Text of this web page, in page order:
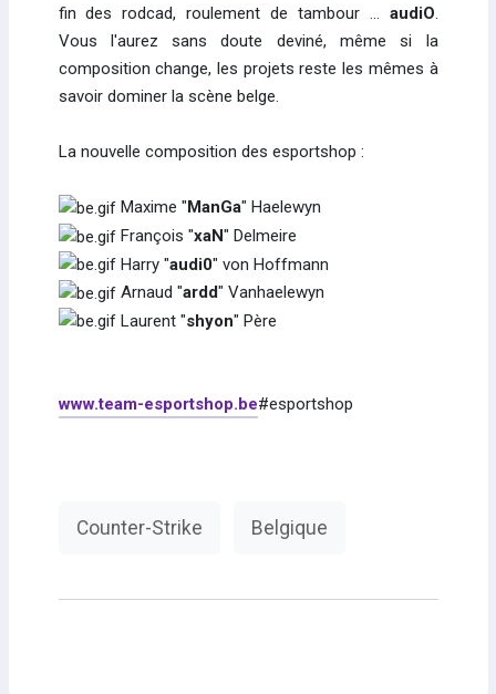
fin des rodcad, roulement de tambour … audiO.
Vous l'aurez sans doute deviné, même si la
composition change, les projets reste les mêmes à
savoir dominer la scène belge.
La nouvelle composition des esportshop :
Maxime " ManGa" Haelewyn
François "xaN" Delmeire
Harry "audi0" von Hoffmann
Arnaud "ardd" Vanhaelewyn
Laurent "shyon" Père
www.team-esportshop.be#esportshop
Counter-Strike Belgique